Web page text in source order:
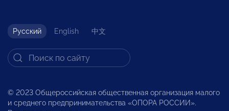
Русский English 中文
© 2023 Общероссийская общественная организация малого
и среднего предпринимательства «ОПОРА РОССИИ».